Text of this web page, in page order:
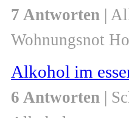
7 Antworten |
Wohnungsnot
Alkohol im
6 Antworten |